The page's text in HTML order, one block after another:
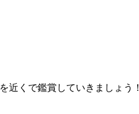
を近くで鑑賞していきましょう！